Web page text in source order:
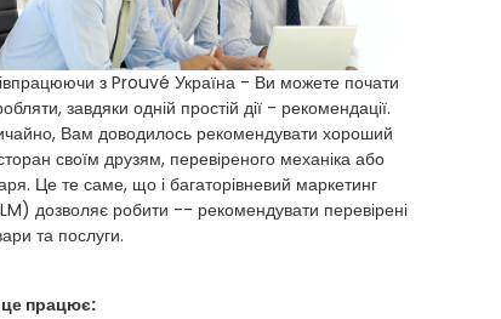
з Prouvé Україна - Ви можете почати
завдяки одній простій дії - рекомендації.
Вам доводилось рекомендувати хороший
своїм друзям, перевіреного механіка або
Це те саме, що і багаторівневий маркетинг
дозволяє робити -- рекомендувати перевірені
та послуги.
працює: